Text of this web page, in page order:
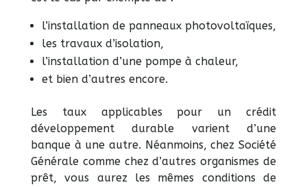
l’installation de panneaux photovoltaïques,
les travaux d’isolation,
l’installation d’une pompe à chaleur,
et bien d’autres encore.
Les taux applicables pour un crédit
développement durable varient d’une
banque à une autre. Néanmoins, chez Société
Générale comme chez d’autres organismes de
prêt, vous aurez les mêmes conditions de